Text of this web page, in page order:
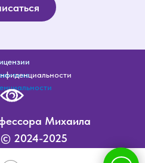
Михаила
2024-2025